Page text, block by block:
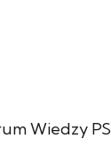
Wiedzy